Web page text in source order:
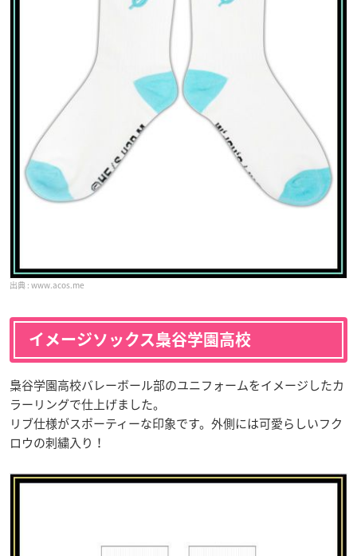
www.acos.me
イメージソックス梟谷学園高校
梟谷学園高校バレーボール部のユニフォームをイメージしたカ
ラーリングで仕上げました。
リブ仕様がスポーティーな印象です。外側には可愛らしいフク
ロウの刺繍入り！